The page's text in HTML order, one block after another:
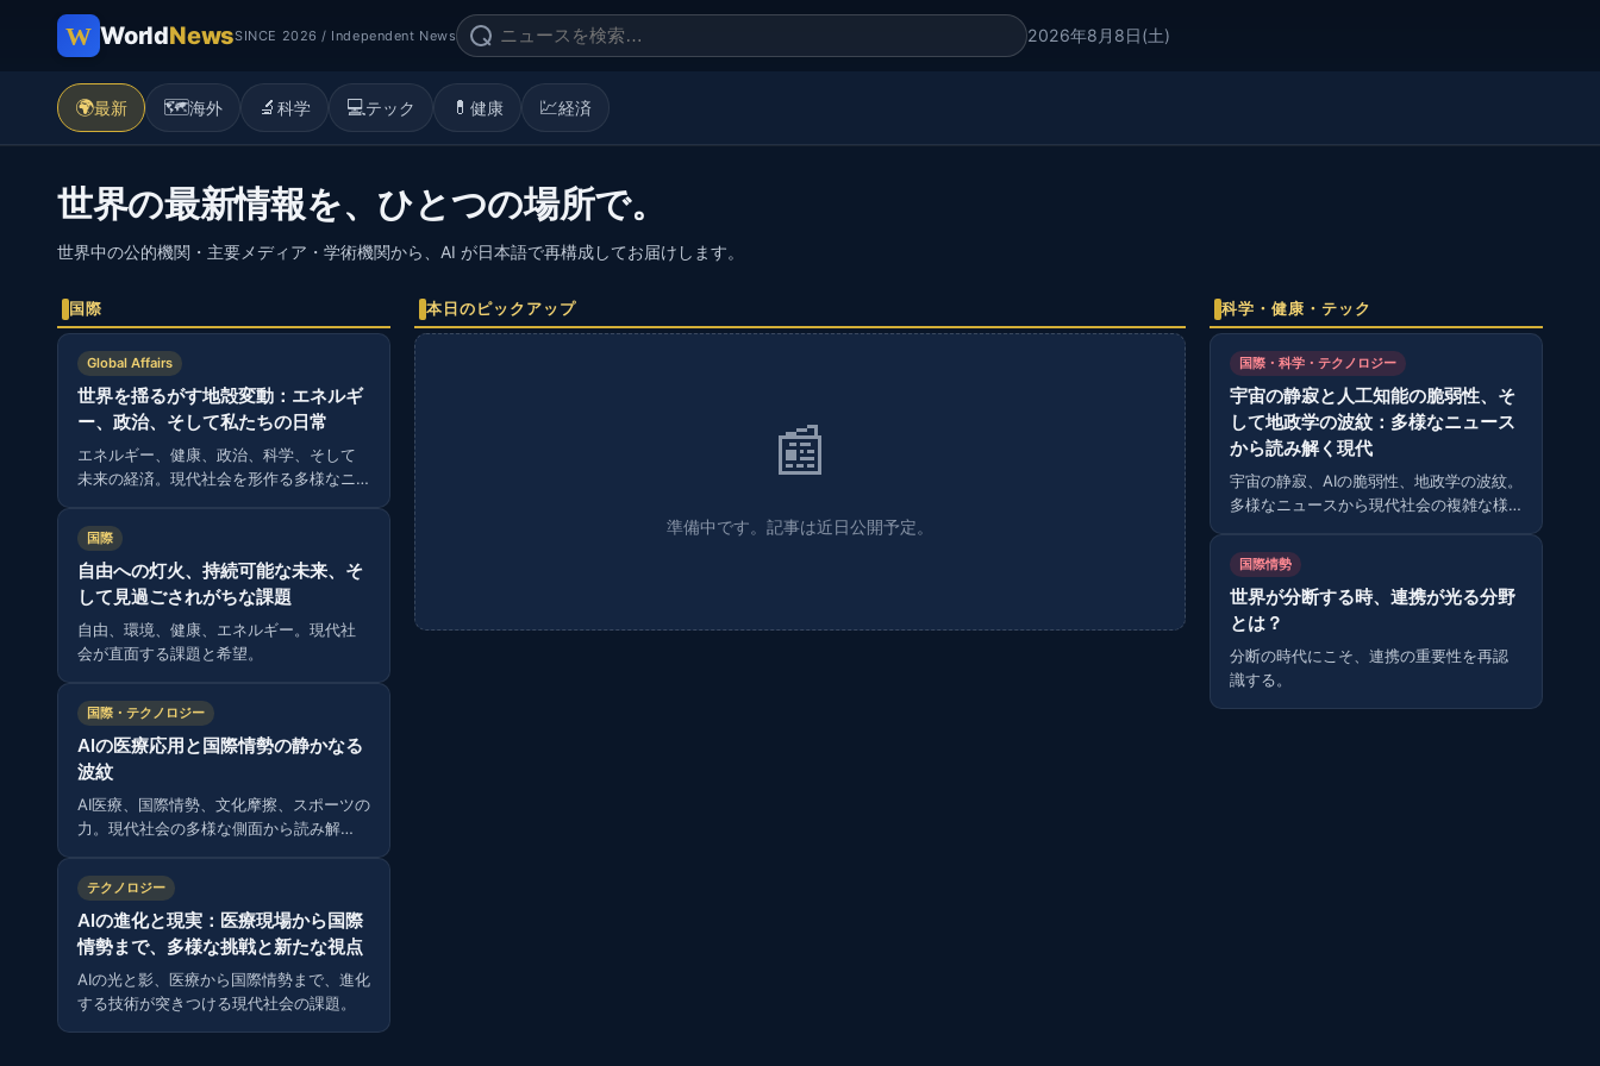
WorldNewsSINCE 2026 / Independent News 2026年8月8日(土)
🌍最新 🗺️海外 🔬 科学 💻テック 💊 健康 💹経済
世界の最新情報を、ひとつの場所で。
世界中の公的機関・主要メディア・学術機関から、AI が日本語で再構成してお届けします。
国際
Global Affairs
世界を揺るがす地殻変動：エネルギ
ー、政治、そして私たちの日常
エネルギー、健康、政治、科学、そして
未来の経済。現代社会を形作る多様なニ
点。
国際
自由への灯火、持続可能な未来、そ
して見過ごされがちな課題
自由、環境、健康、エネルギー。現代社
会が直面する課題と希望。
国際・テクノロジー
AIの医療応用と国際情勢の静かなる
波紋
AI医療、国際情勢、文化摩擦、スポーツの
力。現代社会の多様な側面から読み解
テクノロジー
AIの進化と現実：医療現場から国際
情勢まで、多様な挑戦と新たな視点
AIの光と影、医療から国際情勢まで、進化
する技術が突きつける現代社会の課題。
本日のピックアップ
📰
準備中です。記事は近日公開予定。
科学・健康・テック
国際・科学・テクノロジー
宇宙の静寂と人工知能の脆弱性、そ
して地政学の波紋：多様なニュース
から読み解く現代
宇宙の静寂、AIの脆弱性、地政学の波紋。
多様なニュースから現代社会の複雑な様
国際情勢
世界が分断する時、連携が光る分野
とは？
分断の時代にこそ、連携の重要性を再認
識する。